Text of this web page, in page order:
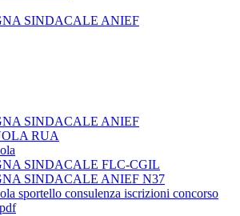
SINDACALE ANIEF
SINDACALE ANIEF
RUA
SINDACALE FLC-CGIL
SINDACALE ANIEF N37
sportello consulenza iscrizioni concorso